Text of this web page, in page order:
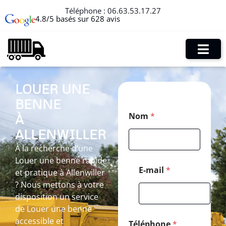
Téléphone : 06.63.53.17.27
4.8/5 basés sur 628 avis
LOUER UNE
BENNE
À
ALLENWILLER
À la recherche d’une
Louer une benne rapide
et pratique à Allenwiller
? Nous mettons à votre
disposition un service
de Louer une benne
accessible et
o
s
a
e
Nom *
E-mail *